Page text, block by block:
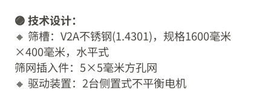
🟣 技术设计：
🔸 筛槽：V2A不锈钢(1.4301)，规格1600毫米
×400毫米，水平式
筛网插入件：5×5毫米方孔网
🔸 驱动装置：2台侧置式不平衡电机